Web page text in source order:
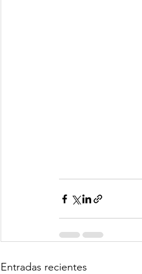
Entradas recientes